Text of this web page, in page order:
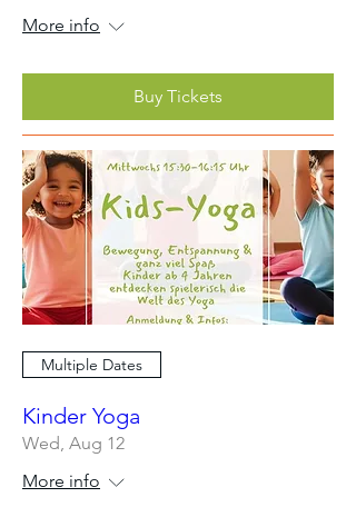
More info
Buy Tickets
Multiple Dates
Kinder Yoga
Wed, Aug 12
More info